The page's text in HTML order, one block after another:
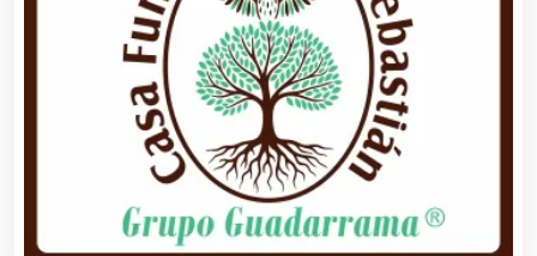
Almacenaje
Alquiler de Autos
Alquiler de Equipos para Fiestas